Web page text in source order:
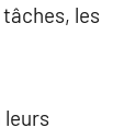
les
leurs